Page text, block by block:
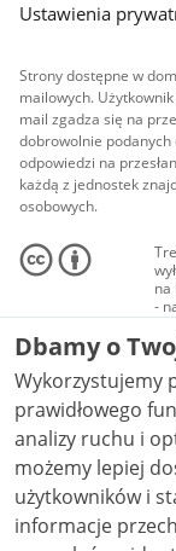
Ustawienia
Strony dostępne w
mailowych.
mail zgadza się na
dobrowolnie podanych
odpowiedzi na
każdą z jednostek
osobowych.
na
-
Dbamy o
Wykorzystujemy
prawidłowego
analizy ruchu i
możemy lepiej
użytkowników i stale
informacje